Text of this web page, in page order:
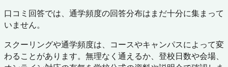
口コミ回答では、通学頻度の回答分布はまだ十分に集まって
いません。
スクーリングや通学頻度は、コースやキャンパスによって変
わることがあります。無理なく通えるか、登校日数や会場、